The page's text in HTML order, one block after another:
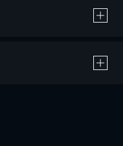
済による作品の購入 / レンタルです。
タルは、20％のポイント還元です。